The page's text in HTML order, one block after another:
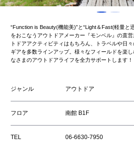
“Function is Beauty(機能美)”と“Light＆Fast(軽量と
をおこなうアウトドアメーカー『モンベル』の直
トドアアクティビティはもちろん、トラベルや日
ギアを多数ラインアップ。様々なフィールドを楽
なさまのアウトドアライフを全力サポートします！
ジャンル アウトドア
フロア 南館 B1F
TEL 06-6630-7950